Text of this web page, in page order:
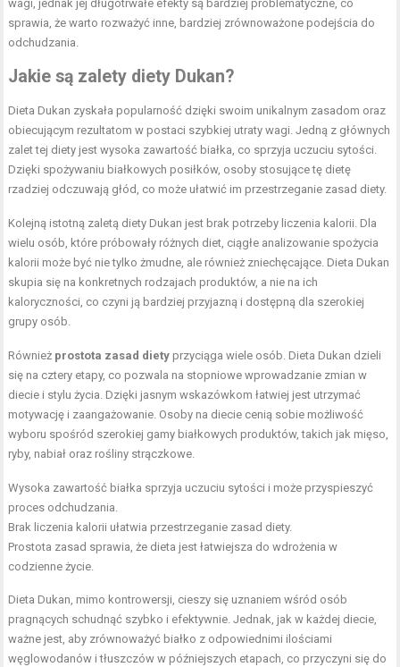
wagi, jednak jej długotrwałe efekty są bardziej problematyczne, co
sprawia, że warto rozważyć inne, bardziej zrównoważone podejścia do
odchudzania.
Jakie są zalety diety Dukan?
Dieta Dukan zyskała popularność dzięki swoim unikalnym zasadom oraz
obiecującym rezultatom w postaci szybkiej utraty wagi. Jedną z głównych
zalet tej diety jest wysoka zawartość białka, co sprzyja uczuciu sytości.
Dzięki spożywaniu białkowych posiłków, osoby stosujące tę dietę
rzadziej odczuwają głód, co może ułatwić im przestrzeganie zasad diety.
Kolejną istotną zaletą diety Dukan jest brak potrzeby liczenia kalorii. Dla
wielu osób, które próbowały różnych diet, ciągłe analizowanie spożycia
kalorii może być nie tylko żmudne, ale również zniechęcające. Dieta Dukan
skupia się na konkretnych rodzajach produktów, a nie na ich
kaloryczności, co czyni ją bardziej przyjazną i dostępną dla szerokiej
grupy osób.
Również prostota zasad diety przyciąga wiele osób. Dieta Dukan dzieli
się na cztery etapy, co pozwala na stopniowe wprowadzanie zmian w
diecie i stylu życia. Dzięki jasnym wskazówkom łatwiej jest utrzymać
motywację i zaangażowanie. Osoby na diecie cenią sobie możliwość
wyboru spośród szerokiej gamy białkowych produktów, takich jak mięso,
ryby, nabiał oraz rośliny strączkowe.
Wysoka zawartość białka sprzyja uczuciu sytości i może przyspieszyć
proces odchudzania.
Brak liczenia kalorii ułatwia przestrzeganie zasad diety.
Prostota zasad sprawia, że dieta jest łatwiejsza do wdrożenia w
codzienne życie.
Dieta Dukan, mimo kontrowersji, cieszy się uznaniem wśród osób
pragnących schudnąć szybko i efektywnie. Jednak, jak w każdej diecie,
ważne jest, aby zrównoważyć białko z odpowiednimi ilościami
węglowodanów i tłuszczów w późniejszych etapach, co przyczyni się do